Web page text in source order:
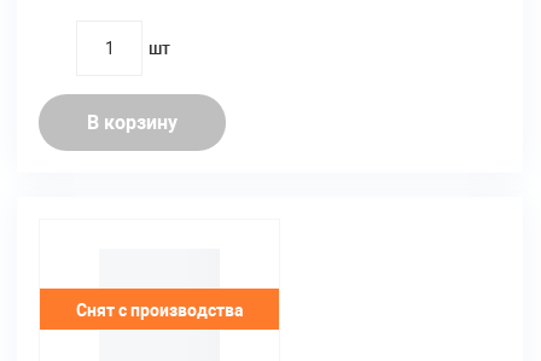
quantity
шт
В корзину
Снят с производства